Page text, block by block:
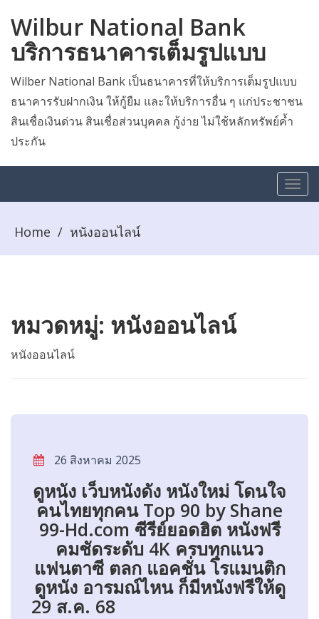
Wilbur National Bank
บริการธนาคารเต็มรูปแบบ
Wilber National Bank เป็นธนาคารที่ให้บริการเต็มรูปแบบ
ธนาคารรับฝากเงิน ให้กู้ยืม และให้บริการอื่น ๆ แก่ประชาชน
สินเชื่อเงินด่วน สินเชื่อส่วนบุคคล กู้ง่าย ไม่ใช้หลักทรัพย์ค้ำ
ประกัน
Home / หนังออนไลน์
หมวดหมู่: หนังออนไลน์
หนังออนไลน์
26 สิงหาคม 2025
ดูหนัง เว็บหนังดัง หนังใหม่ โดนใจ
คนไทยทุกคน Top 90 by Shane
99-Hd.com ซีรีย์ยอดฮิต หนังฟรี
คมชัดระดับ 4K ครบทุกแนว
แฟนตาซี ตลก แอคชั่น โรแมนติก
ดูหนัง อารมณ์ไหน ก็มีหนังฟรีให้ดู
29 ส.ค. 68